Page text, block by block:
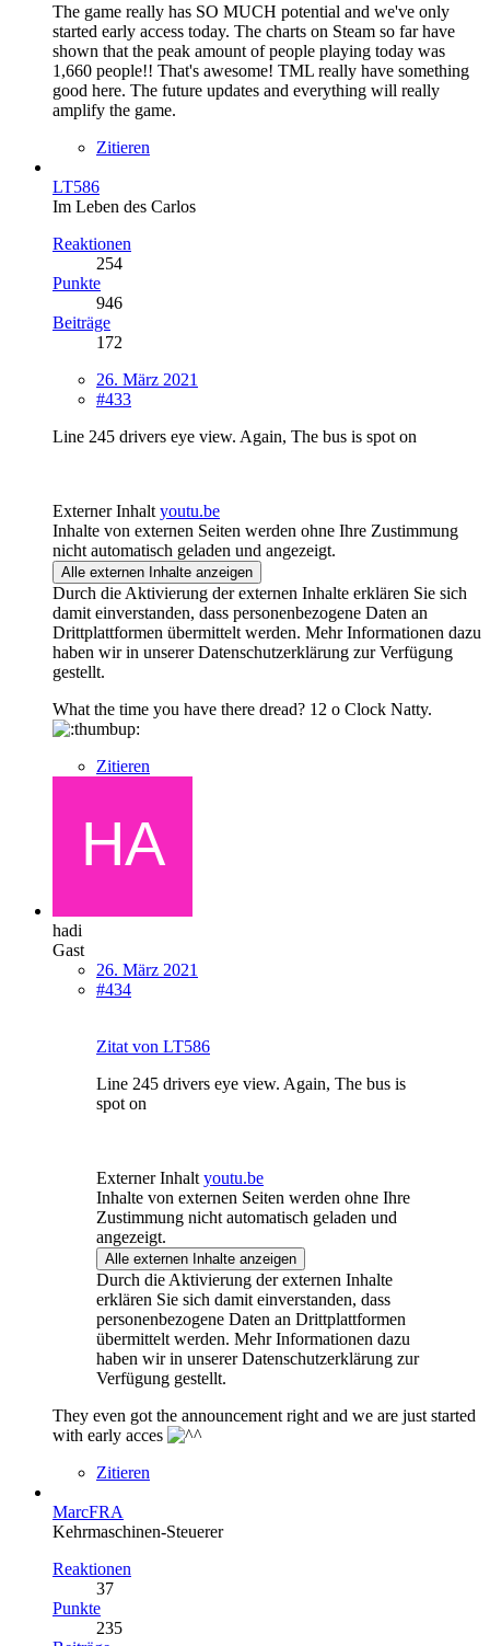
The game really has SO MUCH potential and we've only
started early access today. The charts on Steam so far have
shown that the peak amount of people playing today was
1,660 people!! That's awesome! TML really have something
good here. The future updates and everything will really
amplify the game.
Zitieren
LT586
Im Leben des Carlos
Reaktionen
254
Punkte
946
Beiträge
172
26. März 2021
#433
Line 245 drivers eye view. Again, The bus is spot on
Externer Inhalt youtu.be
Inhalte von externen Seiten werden ohne Ihre Zustimmung
nicht automatisch geladen und angezeigt.
Alle externen Inhalte anzeigen
Durch die Aktivierung der externen Inhalte erklären Sie sich
damit einverstanden, dass personenbezogene Daten an
Drittplattformen übermittelt werden. Mehr Informationen dazu
haben wir in unserer Datenschutzerklärung zur Verfügung
gestellt.
What the time you have there dread? 12 o Clock Natty.
Zitieren
hadi
Gast
26. März 2021
#434
Zitat von LT586
Line 245 drivers eye view. Again, The bus is
spot on
Externer Inhalt youtu.be
Inhalte von externen Seiten werden ohne Ihre
Zustimmung nicht automatisch geladen und
angezeigt.
Alle externen Inhalte anzeigen
Durch die Aktivierung der externen Inhalte
erklären Sie sich damit einverstanden, dass
personenbezogene Daten an Drittplattformen
übermittelt werden. Mehr Informationen dazu
haben wir in unserer Datenschutzerklärung zur
Verfügung gestellt.
They even got the announcement right and we are just started
with early acces
Zitieren
MarcFRA
Kehrmaschinen-Steuerer
Reaktionen
37
Punkte
235